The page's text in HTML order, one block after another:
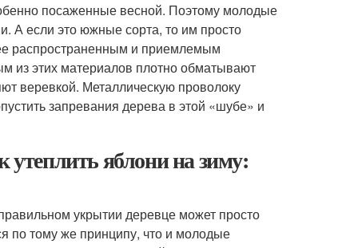
посаженные весной. Поэтому молодые
А если это южные сорта, то им просто
распространенным и приемлемым
из этих материалов плотно обматывают
веревкой. Металлическую проволоку
запревания дерева в этой «шубе» и
яблони на зиму:
укрытии деревце может просто
по тому же принципу, что и молодые